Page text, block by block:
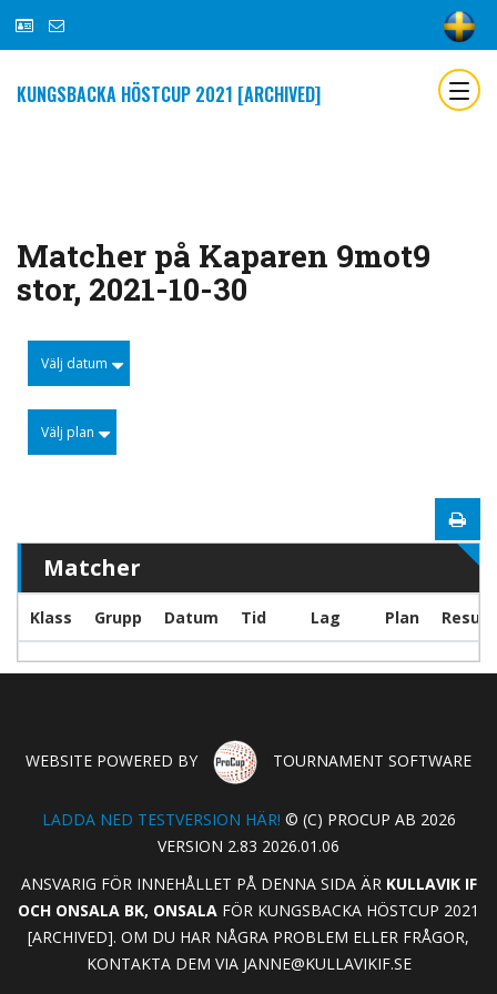
KUNGSBACKA HÖSTCUP 2021 [ARCHIVED]
Matcher på Kaparen 9mot9
stor, 2021-10-30
Välj datum
Välj plan
Matcher
Klass Grupp Datum Tid Lag Plan
WEBSITE POWERED BY TOURNAMENT SOFTWARE
LADDA NED TESTVERSION HÄR! © (C) PROCUP AB 2026
VERSION 2.83 2026.01.06
ANSVARIG FÖR INNEHÅLLET PÅ DENNA SIDA ÄR KULLAVIK IF
OCH ONSALA BK, ONSALA FÖR KUNGSBACKA HÖSTCUP 2021
[ARCHIVED]. OM DU HAR NÅGRA PROBLEM ELLER FRÅGOR,
KONTAKTA DEM VIA JANNE@KULLAVIKIF.SE